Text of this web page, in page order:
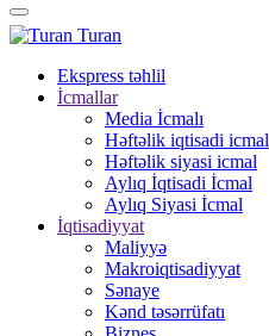
Turan
Ekspress təhlil
İcmallar
Media İcmalı
Həftəlik iqtisadi icmal
Həftəlik siyasi icmal
Aylıq İqtisadi İcmal
Aylıq Siyasi İcmal
İqtisadiyyat
Maliyyə
Makroiqtisadiyyat
Sənaye
Kənd təsərrüfatı